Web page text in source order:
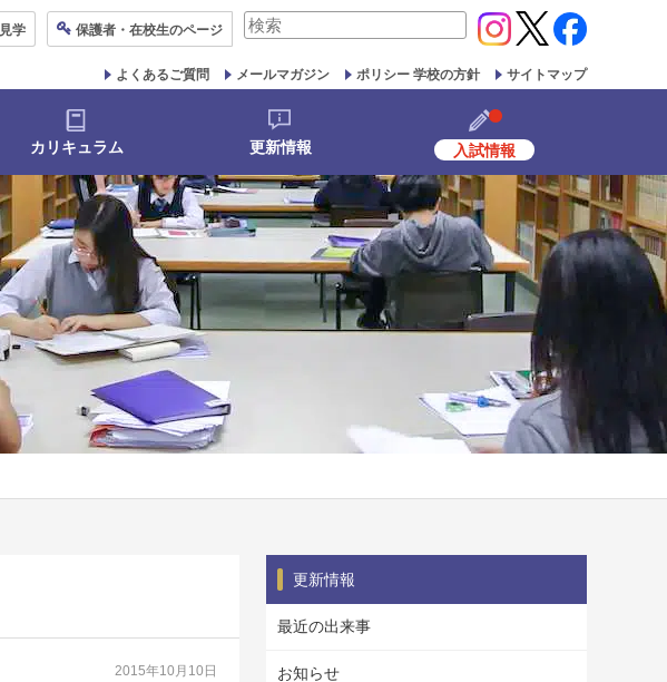
見学 保護者 ・在校生のページ
検
対
象:
よくあるご質問 メールマガジン ポリシー 学校の方針 サイトマップ
カリキュラム 更新情報 入試情報
2015年10月10日
更新情報
最近の出来事
お知らせ